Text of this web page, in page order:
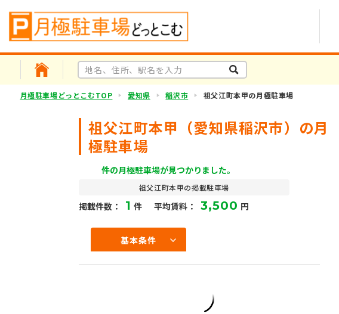
月極駐車場どっとこむTOP 愛知県 稲沢市 祖父江町本甲の月極駐車場
祖父江町本甲（愛知県稲沢市）の月
極駐車場
件の月極駐車場が見つかりました。
祖父江町本甲の掲載駐車場
掲載件数： 1 件 平均賃料： 3,500 円
基本条件